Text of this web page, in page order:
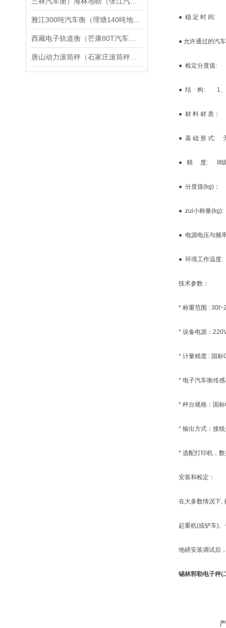
● 稳 定 时 间:
● 允许通过的汽车
● 检定分度值:
● 结 构: 1、2、3
● 材 料 材 质：
● 基 础 形 式: 无
● 精 度: III级
● 分度值(kg)：
● zui小称量(kg):
● 电源电压与频率
● 环境工作温度:
技术参数：
* 称重范围 :
* 设备电源：
* 计量精度 : 国标
* 电子汽车衡传感
* 秤台规格：国标
* 输出方式：接线
* 选配打印机，数
安装和检定：
在大多数情况下, 都
起重机(或铲车)、
地磅安装调试后，
锡林郭勒电子秤(